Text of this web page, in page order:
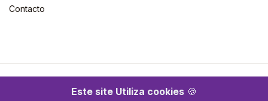
Este site Utiliza cookies 🍪
Contacto
©2026 Escolar. Todos os direitos reservados